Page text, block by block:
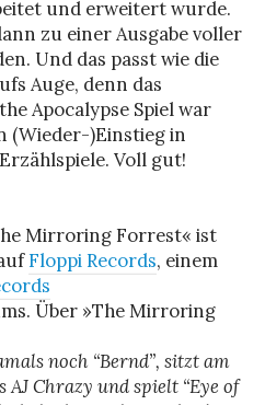
und erweitert wurde.
zu einer Ausgabe voller
Und das passt wie die
Auge, denn das
Apocalypse Spiel war
(Wieder-)Einstieg in
Voll gut!
Mirroring Forrest« ist
Floppi Records, einem
Über »The Mirroring
noch “Bernd”, sitzt am
Chrazy und spielt “Eye of